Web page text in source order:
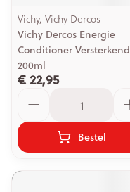
Vichy, Vichy Dercos
Vichy Dercos Energie
Conditioner Versterkend
200ml
€ 22,95
Bestel